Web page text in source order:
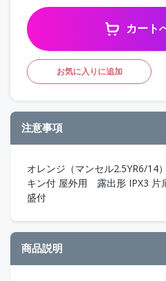
カート
お気に入りに追加
注意事項
オレンジ（マンセル2.5YR6/14
キン付 屋外用 露出形 IPX3 片
盛付
商品説明